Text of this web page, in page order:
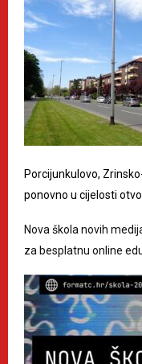
Porcijunkulovo,
ponovno u cijelosti
Nova škola novih
za besplatnu online